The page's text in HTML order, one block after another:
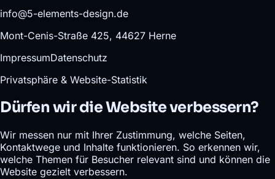
info@5-elements-design.de
Mont-Cenis-Straße 425, 44627 Herne
ImpressumDatenschutz
Privatsphäre & Website-Statistik
Dürfen wir die Website verbessern?
Wir messen nur mit Ihrer Zustimmung, welche Seiten,
Kontaktwege und Inhalte funktionieren. So erkennen wir,
welche Themen für Besucher relevant sind und können die
Website gezielt verbessern.